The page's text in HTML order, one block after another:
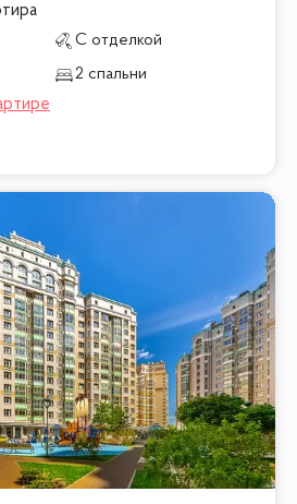
С отделкой
2 спальни